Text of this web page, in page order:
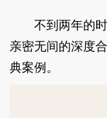
不到两年的时
亲密无间的深度
典案例。